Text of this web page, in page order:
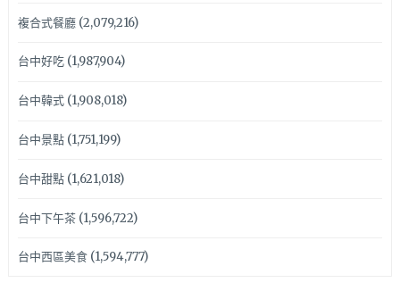
複合式餐廳(2,079,216)
台中好吃(1,987,904)
台中韓式(1,908,018)
台中景點(1,751,199)
台中甜點(1,621,018)
台中下午茶(1,596,722)
台中西區美食(1,594,777)